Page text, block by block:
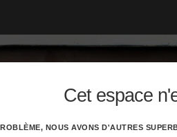
Cet espace
NOUS AVONS D'AUTRES